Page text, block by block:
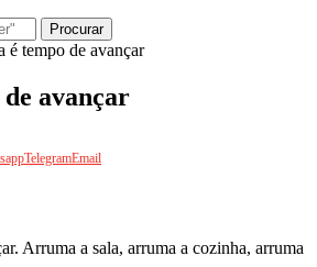
Procurar
é tempo de avançar
avançar
TelegramEmail
Arruma a sala, arruma a cozinha, arruma